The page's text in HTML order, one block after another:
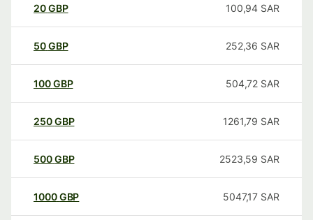
20GBP 100,94 SAR
50GBP 252,36 SAR
100GBP 504,72 SAR
250GBP 1261,79 SAR
500GBP 2523,59 SAR
1000GBP 5047,17 SAR